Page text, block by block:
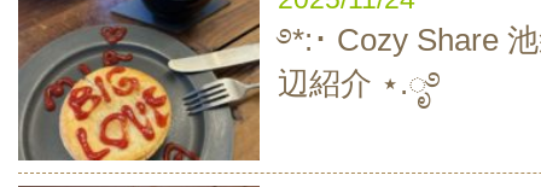
࿔*:･ Cozy Share
辺紹介 ⋆.ೃ࿔